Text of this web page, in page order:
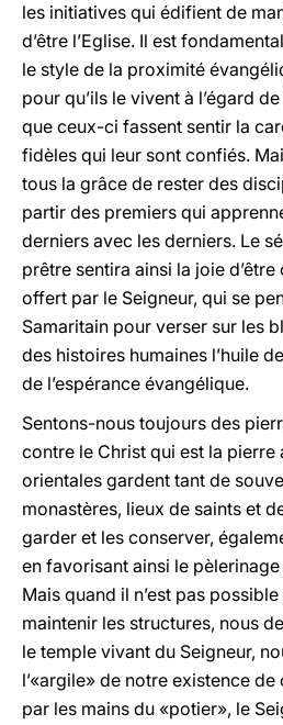
les initiatives qui édifient de
d’être l’Eglise. Il est
le style de la proximité
pour qu’ils le vivent à l’égard
que ceux-ci fassent sentir la
fidèles qui leur sont confiés.
tous la grâce de rester des
partir des premiers qui
derniers avec les derniers. Le
prêtre sentira ainsi la joie
offert par le Seigneur, qui se
Samaritain pour verser sur les
des histoires humaines l’huile
de l’espérance évangélique.
Sentons-nous toujours des
contre le Christ qui est la pierre
orientales gardent tant de
monastères, lieux de saints et
garder et les conserver,
en favorisant ainsi le
Mais quand il n’est pas
maintenir les structures, nous
le temple vivant du Seigneur,
l’«argile» de notre existence
par les mains du «potier», le